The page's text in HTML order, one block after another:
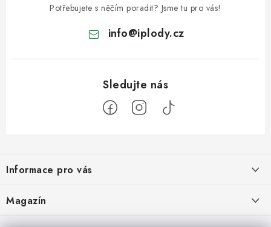
Potřebujete s něčím poradit? Jsme tu pro vás!
info@iplody.cz
p
a
t
Informace pro vás
Doprava a platba
Velkoobchod
Magazín
Kombucha – osvěžující nápoj pro zdravé zažívání